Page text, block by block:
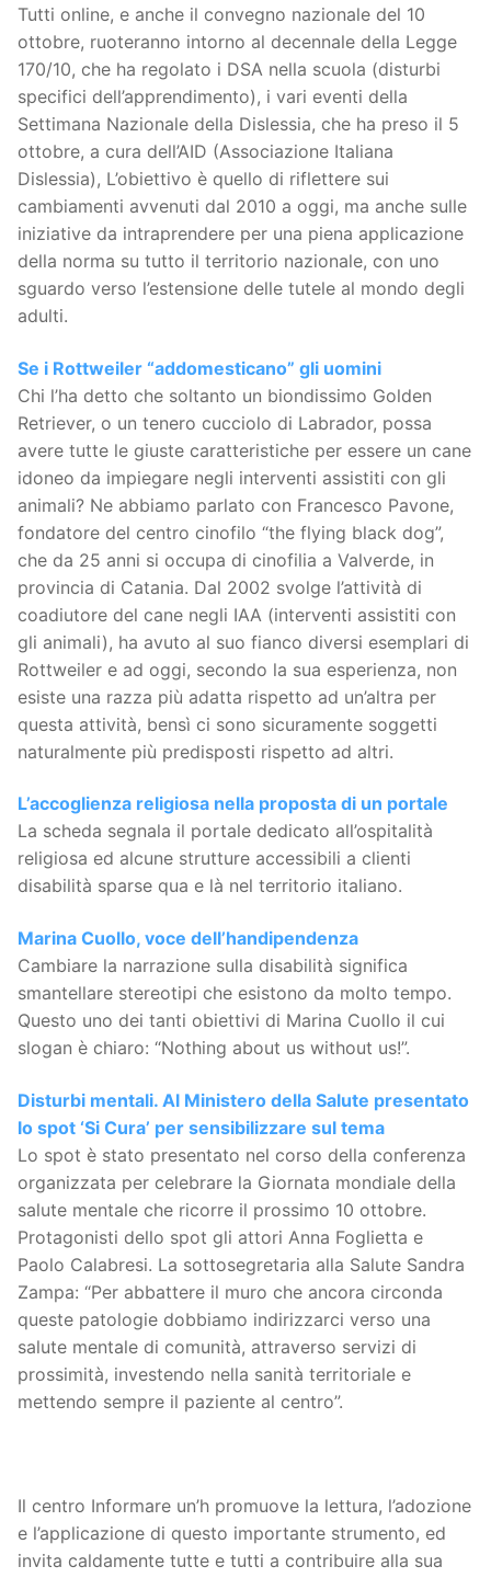
Tutti online, e anche il convegno nazionale del 10
ottobre, ruoteranno intorno al decennale della Legge
170/10, che ha regolato i DSA nella scuola (disturbi
specifici dell’apprendimento), i vari eventi della
Settimana Nazionale della Dislessia, che ha preso il 5
ottobre, a cura dell’AID (Associazione Italiana
Dislessia), L’obiettivo è quello di riflettere sui
cambiamenti avvenuti dal 2010 a oggi, ma anche sulle
iniziative da intraprendere per una piena applicazione
della norma su tutto il territorio nazionale, con uno
sguardo verso l’estensione delle tutele al mondo degli
adulti.
Se i Rottweiler “addomesticano” gli uomini
Chi l’ha detto che soltanto un biondissimo Golden
Retriever, o un tenero cucciolo di Labrador, possa
avere tutte le giuste caratteristiche per essere un cane
idoneo da impiegare negli interventi assistiti con gli
animali? Ne abbiamo parlato con Francesco Pavone,
fondatore del centro cinofilo “the flying black dog”,
che da 25 anni si occupa di cinofilia a Valverde, in
provincia di Catania. Dal 2002 svolge l’attività di
coadiutore del cane negli IAA (interventi assistiti con
gli animali), ha avuto al suo fianco diversi esemplari di
Rottweiler e ad oggi, secondo la sua esperienza, non
esiste una razza più adatta rispetto ad un’altra per
questa attività, bensì ci sono sicuramente soggetti
naturalmente più predisposti rispetto ad altri.
L’accoglienza religiosa nella proposta di un portale
La scheda segnala il portale dedicato all’ospitalità
religiosa ed alcune strutture accessibili a clienti
disabilità sparse qua e là nel territorio italiano.
Marina Cuollo, voce dell’handipendenza
Cambiare la narrazione sulla disabilità significa
smantellare stereotipi che esistono da molto tempo.
Questo uno dei tanti obiettivi di Marina Cuollo il cui
slogan è chiaro: “Nothing about us without us!”.
Disturbi mentali. Al Ministero della Salute presentato
lo spot ‘Si Cura’ per sensibilizzare sul tema
Lo spot è stato presentato nel corso della conferenza
organizzata per celebrare la Giornata mondiale della
salute mentale che ricorre il prossimo 10 ottobre.
Protagonisti dello spot gli attori Anna Foglietta e
Paolo Calabresi. La sottosegretaria alla Salute Sandra
Zampa: “Per abbattere il muro che ancora circonda
queste patologie dobbiamo indirizzarci verso una
salute mentale di comunità, attraverso servizi di
prossimità, investendo nella sanità territoriale e
mettendo sempre il paziente al centro”.
Il centro Informare un’h promuove la lettura, l’adozione
e l’applicazione di questo importante strumento, ed
invita caldamente tutte e tutti a contribuire alla sua